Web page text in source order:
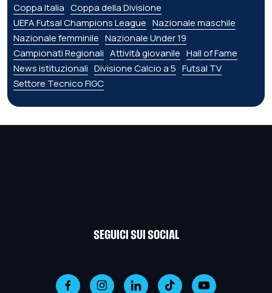
Coppa Italia Coppa della Divisione
UEFA Futsal Champions League Nazionale maschile
Nazionale femminile Nazionale Under 19
Campionati Regionali Attività giovanile Hall of Fame
News istituzionali Divisione Calcio a 5 Futsal TV
Settore Tecnico FIGC
SEGUICI SUI SOCIAL